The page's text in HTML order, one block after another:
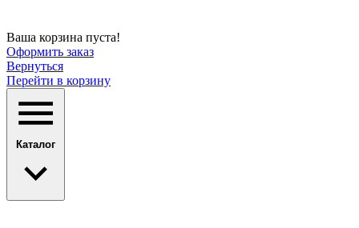
Ваша корзина пуста!
Оформить заказ
Вернуться
Перейти в корзину
Каталог